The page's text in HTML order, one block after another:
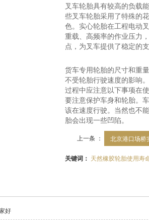
叉车轮胎具有较高的负载
些叉车轮胎采用了特殊的
色。实心轮胎在工程电动
重载、高频率的作业压力
点，为叉车提供了稳定的
货车专用轮胎的尺寸和重
不受轮胎行驶速度的影响
过程中应注意以下事项在
要注意保护车身和轮胎。
该在速度行驶。当然也不
胎会出现一些凹陷。
上一条 ： 北京港口场桥
关键词： 天然橡胶轮胎使用寿
好